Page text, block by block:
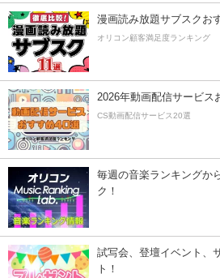
漫画読み放題サブスクお
オリコン顧客満足度ランキング
2026年動画配信サービス
CS動画配信サービス20選
毎週の音楽ランキングか
ク！
試写会、登壇イベント、
ト！